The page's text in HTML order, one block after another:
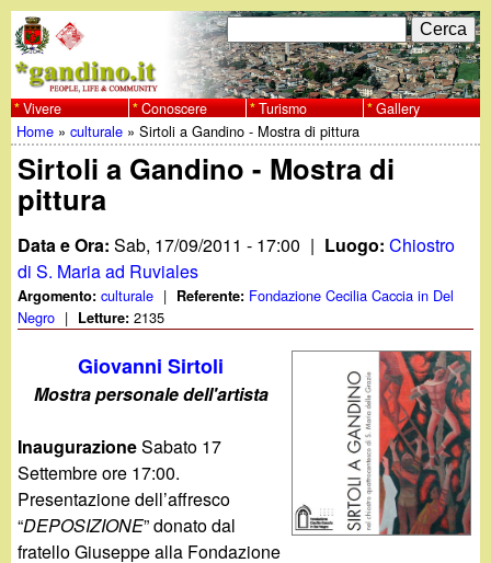
al
contenuto
principale
w
w
w
.
g
n
d
i
F
o
r
m
r
c
c
C
e
r
c
a
Vivere Conoscere Turismo Gallery
Tu
sei
qui
Home »culturale »Sirtoli a Gandino - Mostra di pittura
Sirtoli a Gandino - Mostra di
pittura
Data e Ora:Sab, 17/09/2011 - 17:00 | Luogo:Chiostro
di S. Maria ad Ruviales
Argomento:culturale | Referente: Fondazione Cecilia Caccia in Del
Negro | Letture:2135
Giovanni Sirtoli
Mostra personale dell'artista
InaugurazioneSabato 17
Settembre ore 17:00.
Presentazione dell’affresco
“DEPOSIZIONE” donato dal
fratello Giuseppe alla Fondazione